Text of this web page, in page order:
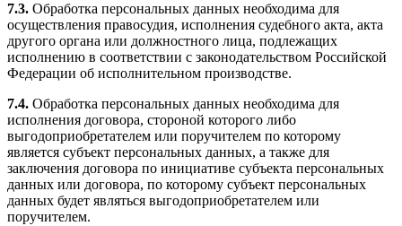
7.3. Обработка персональных данных необходима для
осуществления правосудия, исполнения судебного акта, акта
другого органа или должностного лица, подлежащих
исполнению в соответствии с законодательством Российской
Федерации об исполнительном производстве.
7.4. Обработка персональных данных необходима для
исполнения договора, стороной которого либо
выгодоприобретателем или поручителем по которому
является субъект персональных данных, а также для
заключения договора по инициативе субъекта персональных
данных или договора, по которому субъект персональных
данных будет являться выгодоприобретателем или
поручителем.